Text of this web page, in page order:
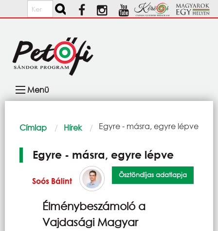
Ugrás a tartalomra
Keresés
navigáció
Menü
Morzsa
Címlap Hírek Current:
Egyre - másra, egyre lépve
Egyre - másra, egyre lépve
Soós Bálint
Ösztöndíjas adatlapja
Élménybeszámoló a
Vajdasági Magyar